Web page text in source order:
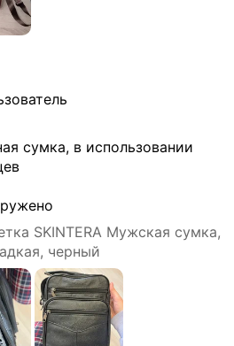
сумка, в использовании
SKINTERA Мужская сумка,
черный